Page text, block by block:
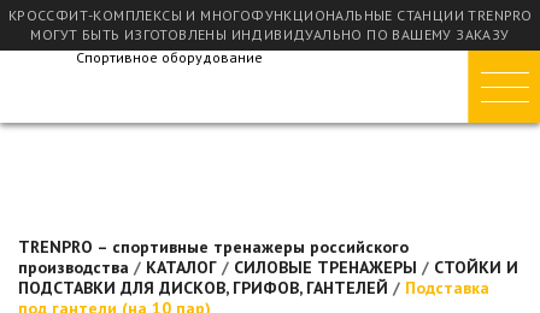
КРОССФИТ-КОМПЛЕКСЫ И МНОГОФУНКЦИОНАЛЬНЫЕ СТАНЦИИ TRENPRO
МОГУТ БЫТЬ ИЗГОТОВЛЕНЫ ИНДИВИДУАЛЬНО ПО ВАШЕМУ ЗАКАЗУ
Спортивное оборудование
TRENPRO – спортивные тренажеры российского
производства / КАТАЛОГ / СИЛОВЫЕ ТРЕНАЖЕРЫ / СТОЙКИ И
ПОДСТАВКИ ДЛЯ ДИСКОВ, ГРИФОВ, ГАНТЕЛЕЙ / Подставка
под гантели (на 10 пар)